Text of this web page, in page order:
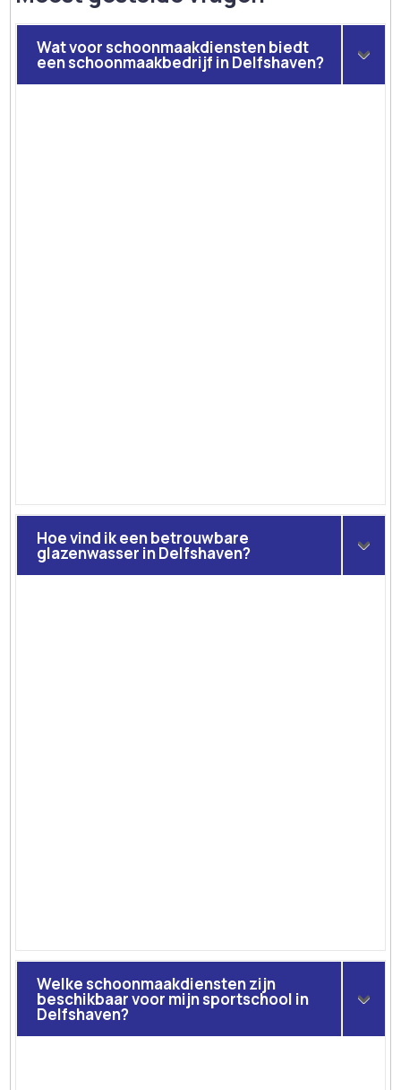
Wat voor schoonmaakdiensten biedt
een schoonmaakbedrijf in Delfshaven?
Hoe vind ik een betrouwbare
glazenwasser in Delfshaven?
Welke schoonmaakdiensten zijn
beschikbaar voor mijn sportschool in
Delfshaven?